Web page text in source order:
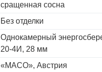
сращенная сосна
Без отделки
Однокамерный
20-4И, 28 мм
«MACO», Австрия